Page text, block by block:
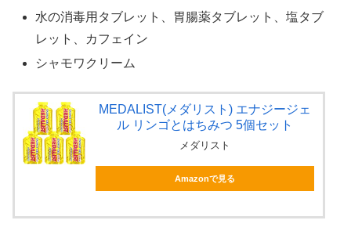
水の消毒用タブレット、胃腸薬タブレット、塩タブ
レット、カフェイン
シャモワクリーム
MEDALIST(メダリスト) エナジージェ
ル リンゴとはちみつ 5個セット
メダリスト
Amazonで見る